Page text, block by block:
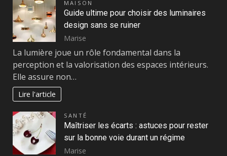
MAISON
Guide ultime pour choisir des luminaires
design sans se ruiner
Marise
La lumière joue un rôle fondamental dans la
perception et la valorisation des espaces intérieurs.
Elle assure non…
Lire l'article
SANTÉ
Maîtriser les écarts : astuces pour rester
sur la bonne voie durant un régime
Marise